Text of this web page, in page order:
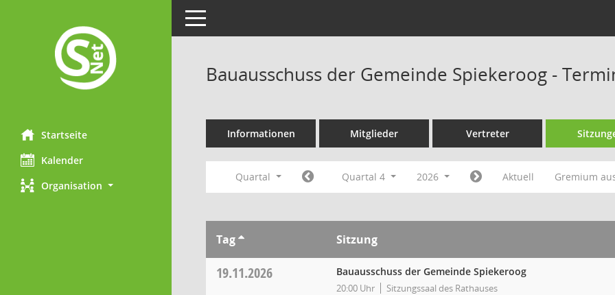
Startseite
Kalender
Organisation
Toggle navigation
Bauausschuss der Gemeinde Spiekeroog -
Informationen Mitglieder Vertreter
Quartal Quartal 4 2026 Aktuell Gremium
Tag Sitzung
19.11.2026 Bauausschuss der Gemeinde Spiekeroog
20:00 Uhr Sitzungssaal des Rathauses